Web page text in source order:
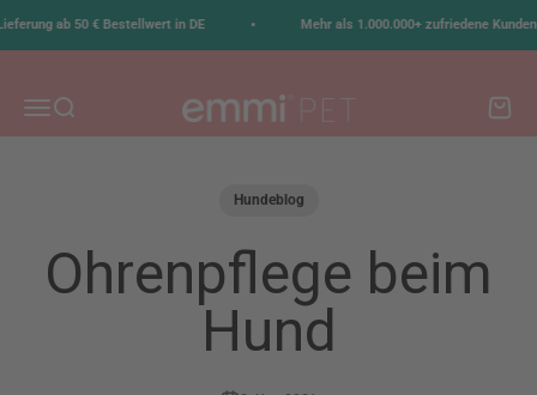
ab 50 € Bestellwert in DE Mehr als 1.000.000+ zufriedene Kunden
MenüSuche emmi-pet
Hundeblog
Ohrenpflege beim
Hund